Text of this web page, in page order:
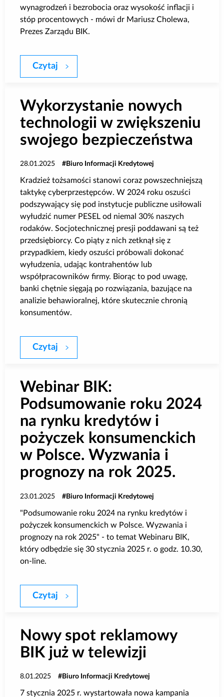
wynagrodzeń i bezrobocia oraz wysokość inflacji i
stóp procentowych - mówi dr Mariusz Cholewa,
Prezes Zarządu BIK.
Czytaj Podsumowanie roku 2024 na rynku
Wykorzystanie nowych
technologii w zwiększeniu
swojego bezpieczeństwa
28.01.2025 Biuro Informacji Kredytowej
Kradzież tożsamości stanowi coraz powszechniejszą
taktykę cyberprzestępców. W 2024 roku oszuści
podszywający się pod instytucje publiczne usiłowali
wyłudzić numer PESEL od niemal 30% naszych
rodaków. Socjotechnicznej presji poddawani są też
przedsiębiorcy. Co piąty z nich zetknął się z
przypadkiem, kiedy oszuści próbowali dokonać
wyłudzenia, udając kontrahentów lub
współpracowników firmy. Biorąc to pod uwagę,
banki chętnie sięgają po rozwiązania, bazujące na
analizie behawioralnej, które skutecznie chronią
konsumentów.
Czytaj Wykorzystanie nowych technologii w
Webinar BIK:
Podsumowanie roku 2024
na rynku kredytów i
pożyczek konsumenckich
w Polsce. Wyzwania i
prognozy na rok 2025.
23.01.2025 Biuro Informacji Kredytowej
"Podsumowanie roku 2024 na rynku kredytów i
pożyczek konsumenckich w Polsce. Wyzwania i
prognozy na rok 2025" - to temat Webinaru BIK,
który odbędzie się 30 stycznia 2025 r. o godz. 10.30,
on-line.
Czytaj Webinar BIK: Podsumowanie roku
Nowy spot reklamowy
BIK już w telewizji
8.01.2025 Biuro Informacji Kredytowej
7 stycznia 2025 r. wystartowała nowa kampania